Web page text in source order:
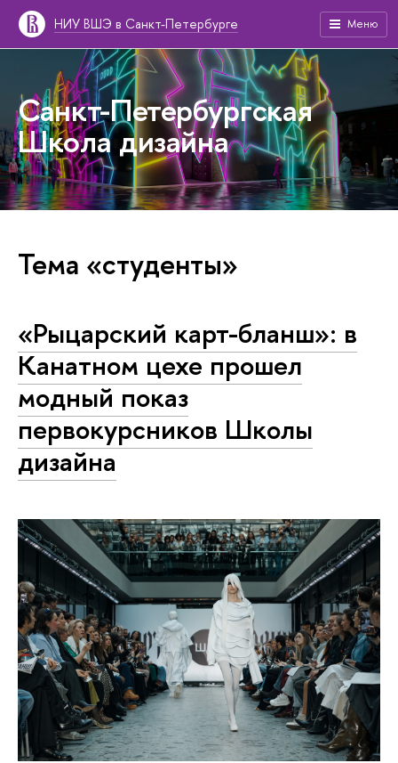
НИУ ВШЭ в Санкт-Петербурге Меню
Санкт-Петербургская
Школа дизайна
Тема «студенты»
«Рыцарский карт-бланш»: в
Канатном цехе прошел
модный показ
первокурсников Школы
дизайна